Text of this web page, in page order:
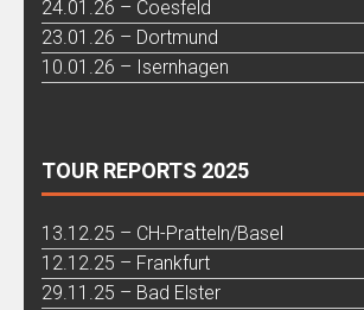
24.01.26 – Coesfeld
23.01.26 – Dortmund
10.01.26 – Isernhagen
TOUR REPORTS 2025
13.12.25 – CH-Pratteln/Basel
12.12.25 – Frankfurt
29.11.25 – Bad Elster